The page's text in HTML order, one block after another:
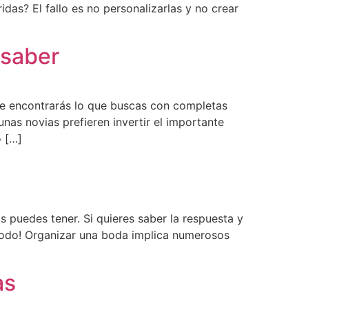
El fallo es no personalizarlas y no crear
encontrarás lo que buscas con completas
novias prefieren invertir el importante
[…]
puedes tener. Si quieres saber la respuesta y
Organizar una boda implica numerosos